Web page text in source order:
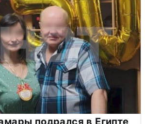
подрался в Египте